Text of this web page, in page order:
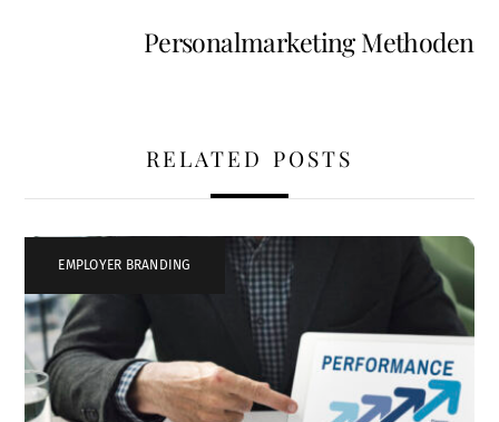
Personalmarketing Methoden
RELATED POSTS
EMPLOYER BRANDING